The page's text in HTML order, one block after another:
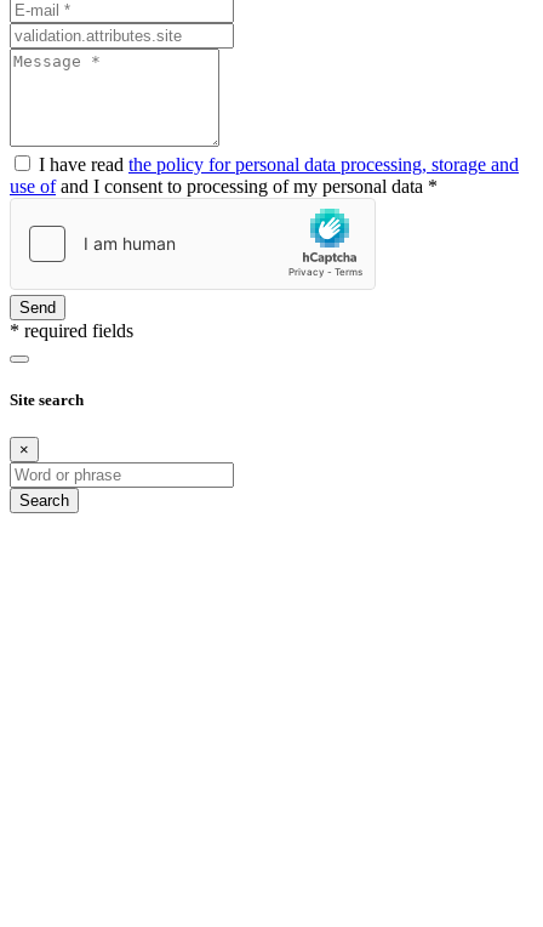
I have read the policy for personal data processing, storage and
use ofand I consent to processing of my personal data *
Send
* required fields
Site search
×
Search